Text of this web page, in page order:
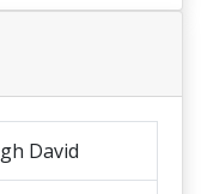
David